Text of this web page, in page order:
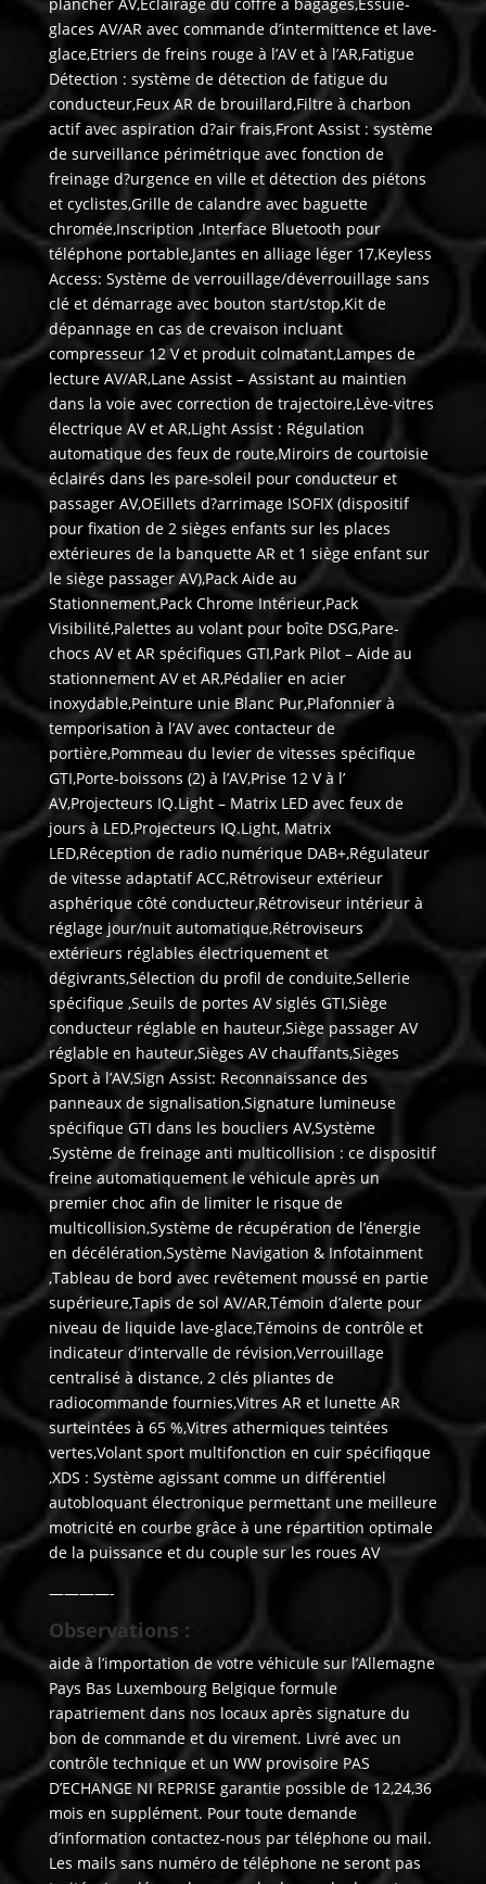
glaces AV/AR avec commande d’intermittence et lave-
glace,Etriers de freins rouge à l’AV et à l’AR,Fatigue
Détection : système de détection de fatigue du
conducteur,Feux AR de brouillard,Filtre à charbon
actif avec aspiration d?air frais,Front Assist : système
de surveillance périmétrique avec fonction de
freinage d?urgence en ville et détection des piétons
et cyclistes,Grille de calandre avec baguette
chromée,Inscription ,Interface Bluetooth pour
téléphone portable,Jantes en alliage léger 17,Keyless
Access: Système de verrouillage/déverrouillage sans
clé et démarrage avec bouton start/stop,Kit de
dépannage en cas de crevaison incluant
compresseur 12 V et produit colmatant,Lampes de
lecture AV/AR,Lane Assist – Assistant au maintien
dans la voie avec correction de trajectoire,Lève-vitres
électrique AV et AR,Light Assist : Régulation
automatique des feux de route,Miroirs de courtoisie
éclairés dans les pare-soleil pour conducteur et
passager AV,OEillets d?arrimage ISOFIX (dispositif
pour fixation de 2 sièges enfants sur les places
extérieures de la banquette AR et 1 siège enfant sur
le siège passager AV),Pack Aide au
Stationnement,Pack Chrome Intérieur,Pack
Visibilité,Palettes au volant pour boîte DSG,Pare-
chocs AV et AR spécifiques GTI,Park Pilot – Aide au
stationnement AV et AR,Pédalier en acier
inoxydable,Peinture unie Blanc Pur,Plafonnier à
temporisation à l’AV avec contacteur de
portière,Pommeau du levier de vitesses spécifique
GTI,Porte-boissons (2) à l’AV,Prise 12 V à l’
AV,Projecteurs IQ.Light – Matrix LED avec feux de
jours à LED,Projecteurs IQ.Light, Matrix
LED,Réception de radio numérique DAB+,Régulateur
de vitesse adaptatif ACC,Rétroviseur extérieur
asphérique côté conducteur,Rétroviseur intérieur à
réglage jour/nuit automatique,Rétroviseurs
extérieurs réglables électriquement et
dégivrants,Sélection du profil de conduite,Sellerie
spécifique ,Seuils de portes AV siglés GTI,Siège
conducteur réglable en hauteur,Siège passager AV
réglable en hauteur,Sièges AV chauffants,Sièges
Sport à l’AV,Sign Assist: Reconnaissance des
panneaux de signalisation,Signature lumineuse
spécifique GTI dans les boucliers AV,Système
,Système de freinage anti multicollision : ce dispositif
freine automatiquement le véhicule après un
premier choc afin de limiter le risque de
multicollision,Système de récupération de l’énergie
en décélération,Système Navigation & Infotainment
,Tableau de bord avec revêtement moussé en partie
supérieure,Tapis de sol AV/AR,Témoin d’alerte pour
niveau de liquide lave-glace,Témoins de contrôle et
indicateur d’intervalle de révision,Verrouillage
centralisé à distance, 2 clés pliantes de
radiocommande fournies,Vitres AR et lunette AR
surteintées à 65 %,Vitres athermiques teintées
vertes,Volant sport multifonction en cuir spécifiqque
,XDS : Système agissant comme un différentiel
autobloquant électronique permettant une meilleure
motricité en courbe grâce à une répartition optimale
de la puissance et du couple sur les roues AV
————-
Observations :
aide à l’importation de votre véhicule sur l’Allemagne
Pays Bas Luxembourg Belgique formule
rapatriement dans nos locaux après signature du
bon de commande et du virement. Livré avec un
contrôle technique et un WW provisoire PAS
D’ECHANGE NI REPRISE garantie possible de 12,24,36
mois en supplément. Pour toute demande
d’information contactez-nous par téléphone ou mail.
Les mails sans numéro de téléphone ne seront pas